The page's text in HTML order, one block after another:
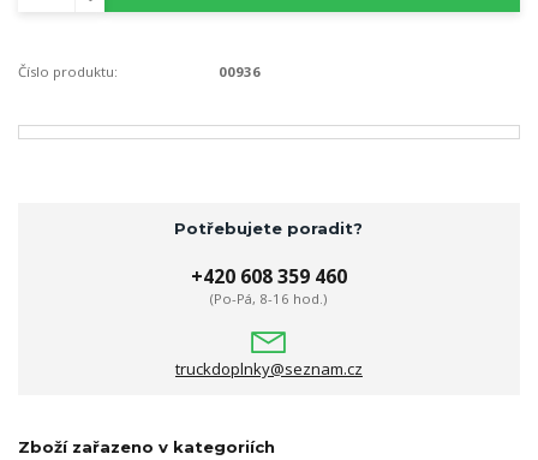
Číslo produktu: 00936
Potřebujete poradit?
+420 608 359 460
(Po-Pá, 8-16 hod.)
truckdoplnky@seznam.cz
Zboží zařazeno v kategoriích